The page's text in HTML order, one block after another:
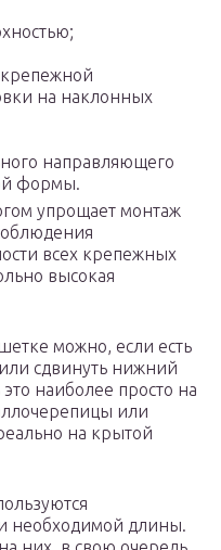
на наклонных
направляющего
формы.
упрощает монтаж
всех крепежных
высокая
можно, если есть
сдвинуть нижний
наиболее просто на
или
на крытой
необходимой длины.